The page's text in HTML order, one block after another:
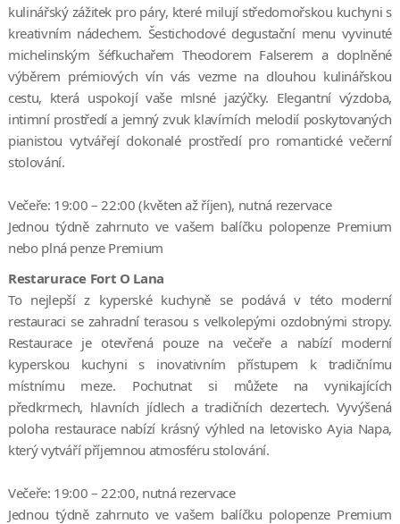
kulinářský zážitek pro páry, které milují středomořskou kuchyni s
kreativním nádechem. Šestichodové degustační menu vyvinuté
michelinským šéfkuchařem Theodorem Falserem a doplněné
výběrem prémiových vín vás vezme na dlouhou kulinářskou
cestu, která uspokojí vaše mlsné jazýčky. Elegantní výzdoba,
intimní prostředí a jemný zvuk klavírních melodií poskytovaných
pianistou vytvářejí dokonalé prostředí pro romantické večerní
stolování.
Večeře: 19:00 – 22:00 (květen až říjen), nutná rezervace
Jednou týdně zahrnuto ve vašem balíčku polopenze Premium
nebo plná penze Premium
Restarurace Fort O Lana
To nejlepší z kyperské kuchyně se podává v této moderní
restauraci se zahradní terasou s velkolepými ozdobnými stropy.
Restaurace je otevřená pouze na večeře a nabízí moderní
kyperskou kuchyni s inovativním přístupem k tradičnímu
místnímu meze. Pochutnat si můžete na vynikajících
předkrmech, hlavních jídlech a tradičních dezertech. Vyvýšená
poloha restaurace nabízí krásný výhled na letovisko Ayia Napa,
který vytváří příjemnou atmosféru stolování.
Večeře: 19:00 – 22:00, nutná rezervace
Jednou týdně zahrnuto ve vašem balíčku polopenze Premium